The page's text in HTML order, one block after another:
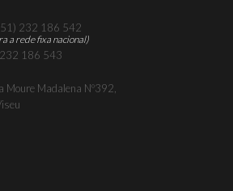
232 186 542
a rede fixa nacional)
186 543
Moure Madalena Nº392,